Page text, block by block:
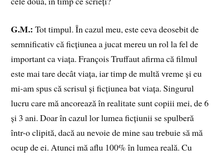
G.M.: Tot timpul. În cazul meu, este ceva deosebit de
semnificativ că ficțiunea a jucat mereu un rol la fel de
important ca viața. François Truffaut afirma că filmul
este mai tare decât viața, iar timp de multă vreme și eu
mi-am spus că scrisul și ficțiunea bat viața. Singurul
lucru care mă ancorează în realitate sunt copiii mei, de 6
și 3 ani. Doar în cazul lor lumea ficțiunii se spulberă
într-o clipită, dacă au nevoie de mine sau trebuie să mă
ocup de ei. Atunci mă aflu 100% în lumea reală. Cu